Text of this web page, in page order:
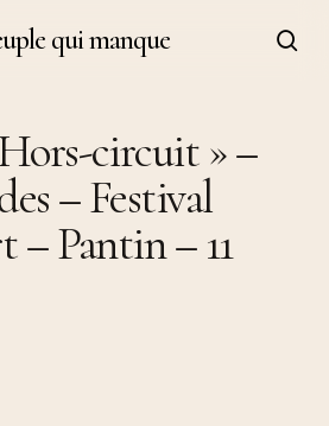
qui manque
circuit » –
– Festival
– Pantin – 11